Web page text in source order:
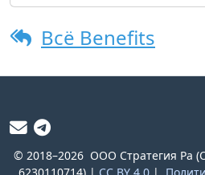
Всё Benefits
© 2018–2026 ООО Стратегия Ра